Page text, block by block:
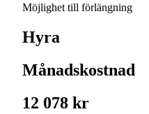
Möjlighet till förlängning
Hyra
Månadskostnad
12 078 kr